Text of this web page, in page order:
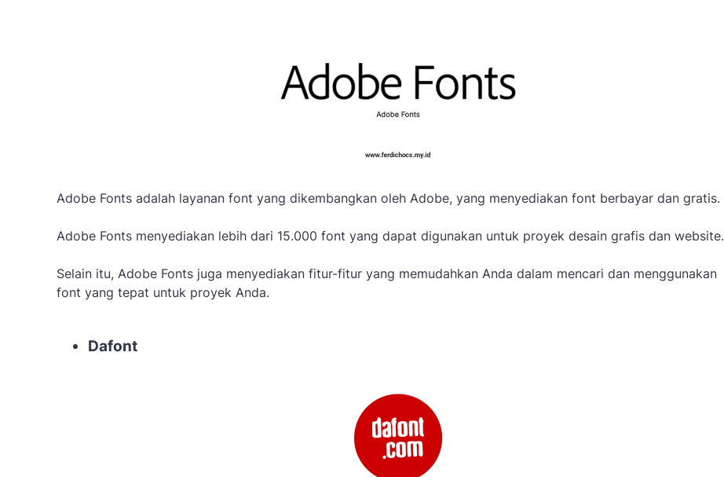
Adobe Fonts adalah layanan font yang dikembangkan oleh Adobe, yang menyediakan font berbayar dan gratis.
Adobe Fonts menyediakan lebih dari 15.000 font yang dapat digunakan untuk proyek desain grafis dan website.
Selain itu, Adobe Fonts juga menyediakan fitur-fitur yang memudahkan Anda dalam mencari dan menggunakan
font yang tepat untuk proyek Anda.
Dafont